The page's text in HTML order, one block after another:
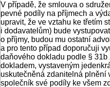
V případě, že smlouva o
pevné podíly na příjmech a
upravit, že ve vztahu ke třetím
i dodavatelům) bude
o příjmy, budou mu ostatní
a pro tento případ doporučuji
daňového dokladu podle §
dokladem, vystaveným
uskutečněná zdanitelná plnění
společník své podíly ke všem